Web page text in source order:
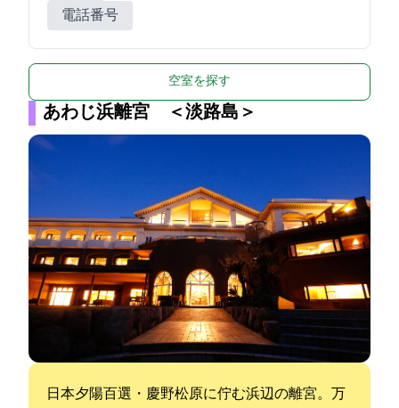
電話番号
空室を探す
あわじ浜離宮 ＜淡路島＞
日本夕陽百選・慶野松原に佇む浜辺の離宮。万